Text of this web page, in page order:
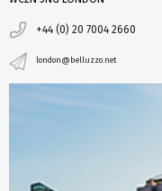
+44 (0) 20 7004 2660
london@belluzzo.net